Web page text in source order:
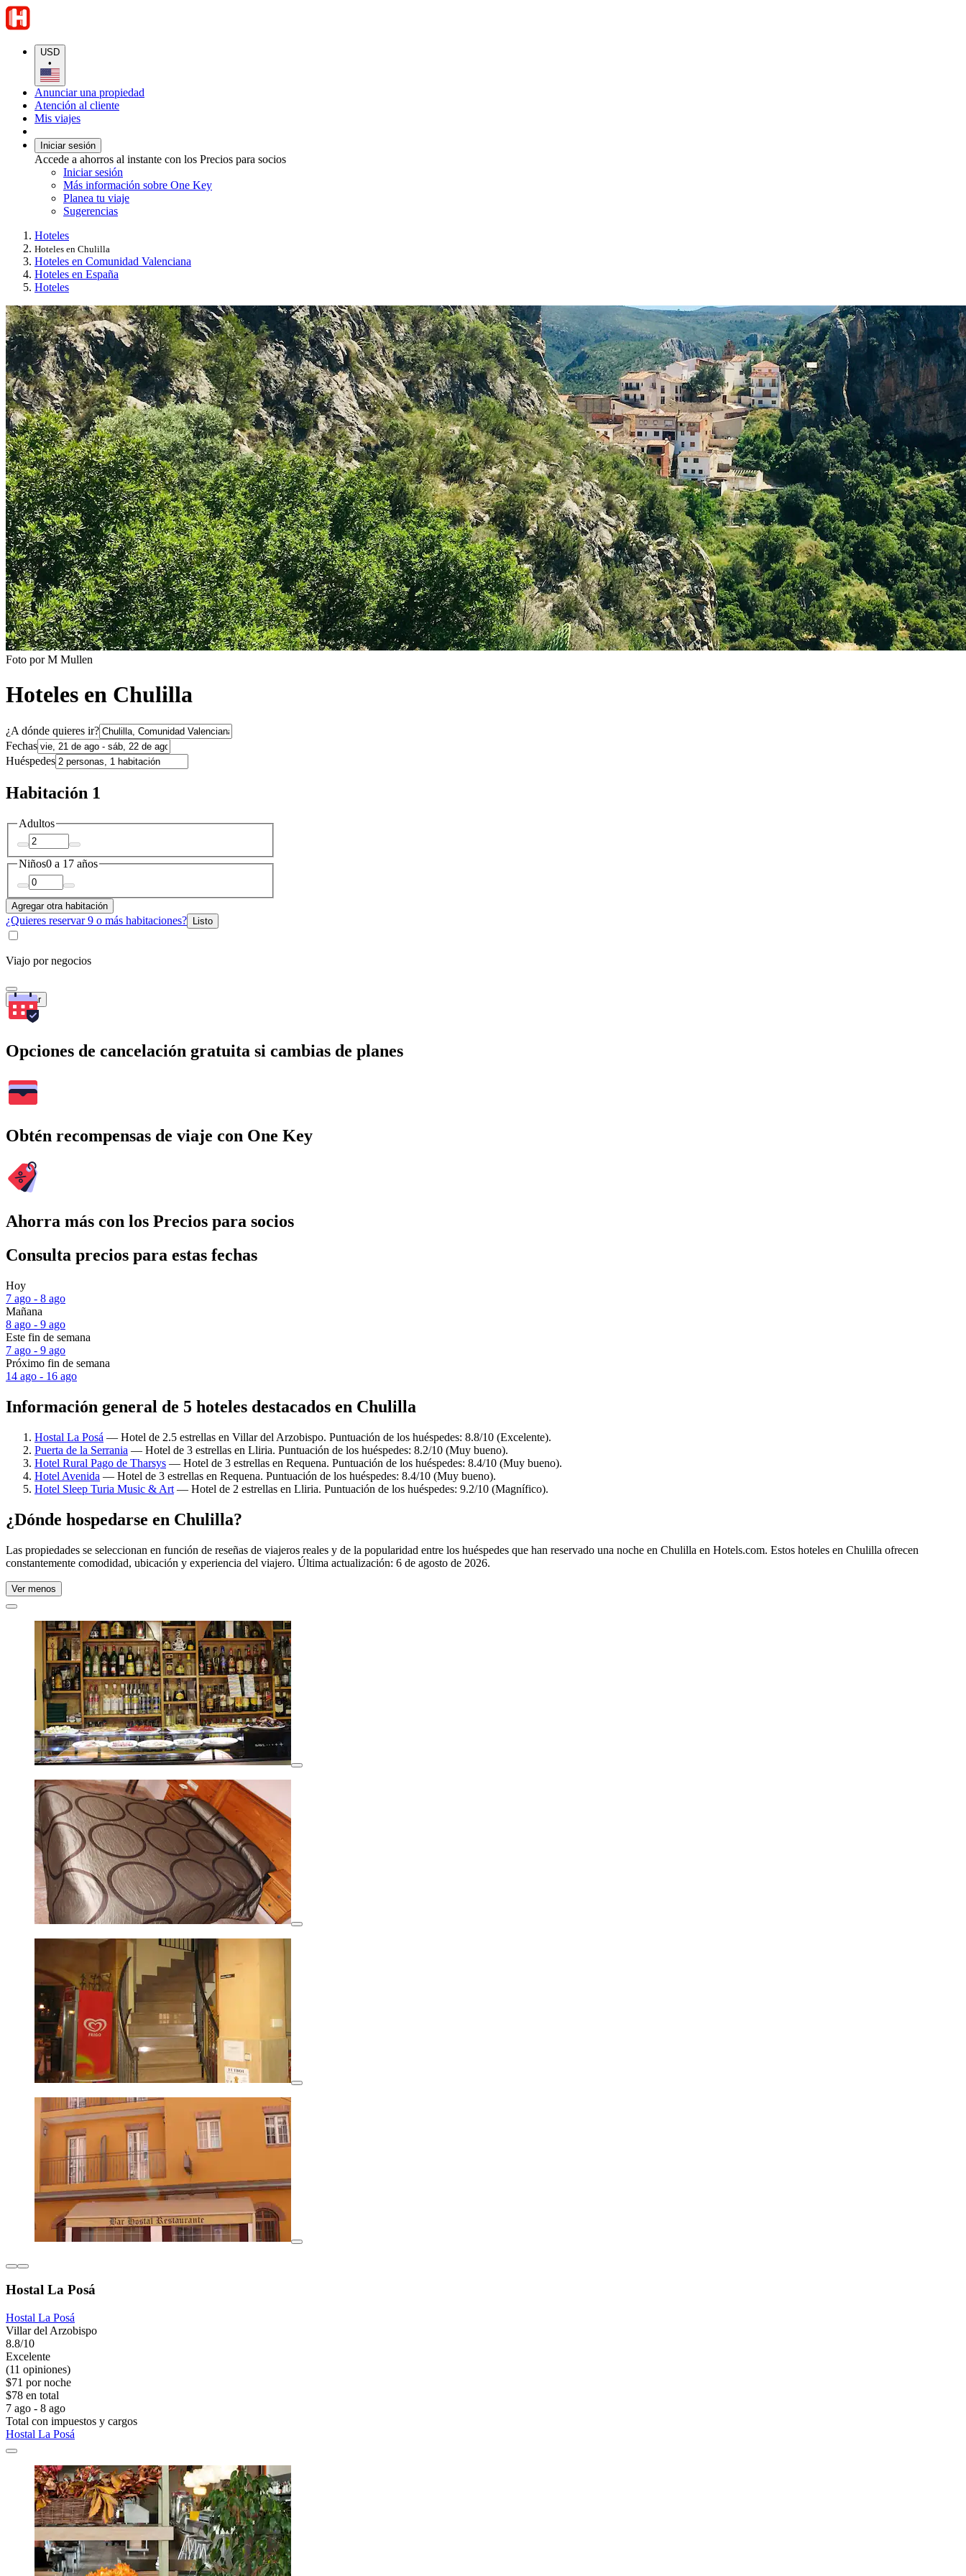
USD
•
Anunciar una propiedad
Atención al cliente
Mis viajes
Iniciar sesión
Accede a ahorros al instante con los Precios para socios
Iniciar sesión
Más información sobre One Key
Planea tu viaje
Sugerencias
Hoteles
Hoteles en Chulilla
Hoteles en Comunidad Valenciana
Hoteles en España
Hoteles
Foto por M Mullen
Hoteles en Chulilla
¿A dónde quieres ir?
Fechas
Huéspedes
Habitación 1
Adultos
Niños0 a 17 años
Agregar otra habitación
¿Quieres reservar 9 o más habitaciones? Listo
Viajo por negocios
Buscar
Opciones de cancelación gratuita si cambias de planes
Obtén recompensas de viaje con One Key
Ahorra más con los Precios para socios
Consulta precios para estas fechas
Hoy
7 ago - 8 ago
Mañana
8 ago - 9 ago
Este fin de semana
7 ago - 9 ago
Próximo fin de semana
14 ago - 16 ago
Información general de 5 hoteles destacados en Chulilla
Hostal La Posá — Hotel de 2.5 estrellas en Villar del Arzobispo. Puntuación de los huéspedes: 8.8/10 (Excelente).
Puerta de la Serrania — Hotel de 3 estrellas en Lliria. Puntuación de los huéspedes: 8.2/10 (Muy bueno).
Hotel Rural Pago de Tharsys — Hotel de 3 estrellas en Requena. Puntuación de los huéspedes: 8.4/10 (Muy bueno).
Hotel Avenida — Hotel de 3 estrellas en Requena. Puntuación de los huéspedes: 8.4/10 (Muy bueno).
Hotel Sleep Turia Music & Art — Hotel de 2 estrellas en Lliria. Puntuación de los huéspedes: 9.2/10 (Magnífico).
¿Dónde hospedarse en Chulilla?
Las propiedades se seleccionan en función de reseñas de viajeros reales y de la popularidad entre los huéspedes que han reservado una noche en Chulilla en Hotels.com. Estos hoteles en Chulilla ofrecen
constantemente comodidad, ubicación y experiencia del viajero. Última actualización: 6 de agosto de 2026.
Ver menos
Hostal La Posá
Hostal La Posá
Villar del Arzobispo
8.8/10
Excelente
(11 opiniones)
$71 por noche
$78 en total
7 ago - 8 ago
Total con impuestos y cargos
Hostal La Posá